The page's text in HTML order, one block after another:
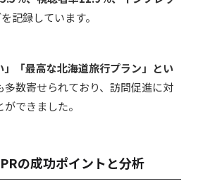
記録しています。
」「最高な北海道旅行プラン」とい
多数寄せられており、訪問促進に対
できました。
の成功ポイントと分析